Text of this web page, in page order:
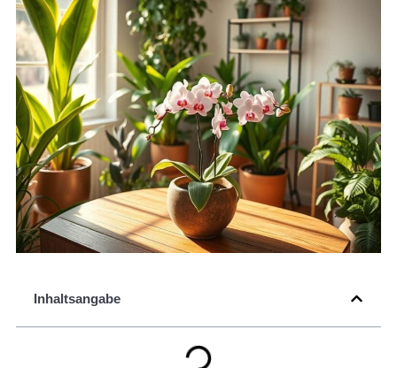
Inhaltsangabe